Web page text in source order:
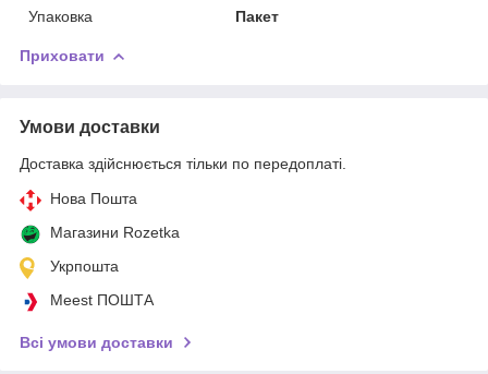
Упаковка
Пакет
Приховати
Умови доставки
Доставка здійснюється тільки по передоплаті.
Нова Пошта
Магазини Rozetka
Укрпошта
Meest ПОШТА
Всі умови доставки